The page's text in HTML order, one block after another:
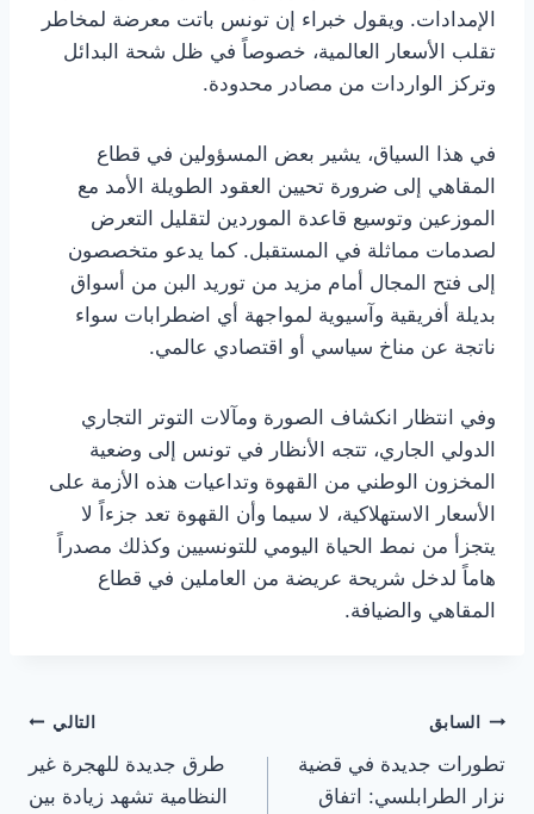
الإمدادات. ويقول خبراء إن تونس باتت معرضة لمخاطر
تقلب الأسعار العالمية، خصوصاً في ظل شحة البدائل
وتركز الواردات من مصادر محدودة.
في هذا السياق، يشير بعض المسؤولين في قطاع
المقاهي إلى ضرورة تحيين العقود الطويلة الأمد مع
الموزعين وتوسيع قاعدة الموردين لتقليل التعرض
لصدمات مماثلة في المستقبل. كما يدعو متخصصون
إلى فتح المجال أمام مزيد من توريد البن من أسواق
بديلة أفريقية وآسيوية لمواجهة أي اضطرابات سواء
ناتجة عن مناخ سياسي أو اقتصادي عالمي.
وفي انتظار انكشاف الصورة ومآلات التوتر التجاري
الدولي الجاري، تتجه الأنظار في تونس إلى وضعية
المخزون الوطني من القهوة وتداعيات هذه الأزمة على
الأسعار الاستهلاكية، لا سيما وأن القهوة تعد جزءاً لا
يتجزأ من نمط الحياة اليومي للتونسيين وكذلك مصدراً
هاماً لدخل شريحة عريضة من العاملين في قطاع
المقاهي والضيافة.
تصفّح
المقالات
السابق
تطورات جديدة في قضية
نزار الطرابلسي: اتفاق
التالي
طرق جديدة للهجرة غير
النظامية تشهد زيادة بين